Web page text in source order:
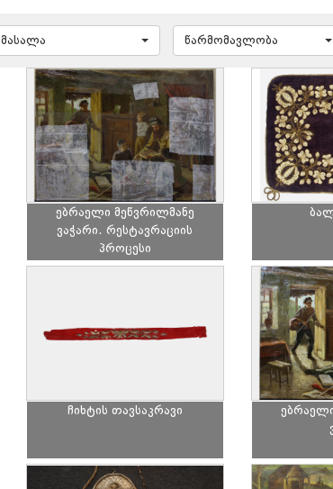
მასალა წარმომავლობა
ებრაელი მეწვრილმანე
ვაჭარი. რესტავრაციის
პროცესი
ჩიხტის თავსაკრავი